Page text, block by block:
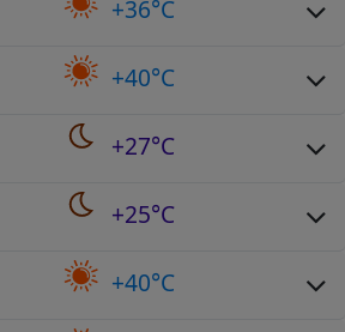
+36°C
+40°C
+27°C
+25°C
+40°C